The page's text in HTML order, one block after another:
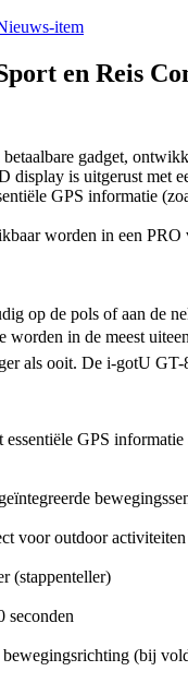
item
en Reis
gadget,
is uitgerust met
GPS informatie
worden in een
op de pols of aan de
in de meest
als ooit. De i-gotU
GPS
voor outdoor activiteiten
(stappenteller)
seconden
(bij